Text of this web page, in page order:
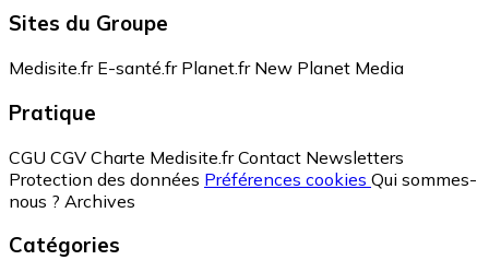
Sites du Groupe
Medisite.fr E-santé.fr Planet.fr New Planet Media
Pratique
CGU CGV Charte Medisite.fr Contact Newsletters
Protection des données Préférences cookies Qui sommes-
nous ? Archives
Catégories